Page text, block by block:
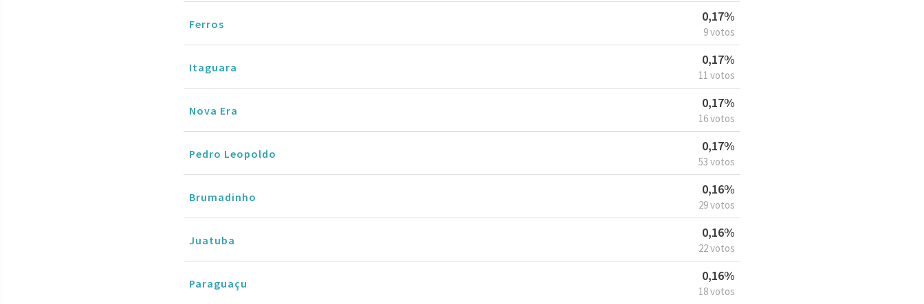
Ferros
0,17%
9 votos
Itaguara
0,17%
11 votos
Nova Era
0,17%
16 votos
Pedro Leopoldo
0,17%
53 votos
Brumadinho
0,16%
29 votos
Juatuba
0,16%
22 votos
Paraguaçu
0,16%
18 votos